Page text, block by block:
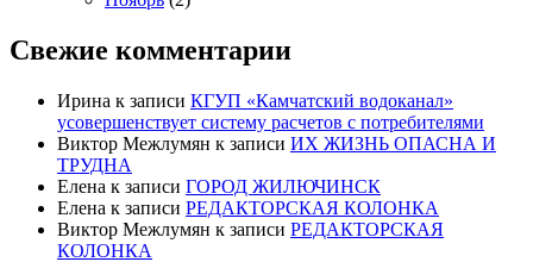
Свежие комментарии
Ирина к записи КГУП «Камчатский водоканал»
усовершенствует систему расчетов с потребителями
Виктор Межлумян к записи ИХ ЖИЗНЬ ОПАСНА И
ТРУДНА
Елена к записи ГОРОД ЖИЛЮЧИНСК
Елена к записи РЕДАКТОРСКАЯ КОЛОНКА
Виктор Межлумян к записи РЕДАКТОРСКАЯ
КОЛОНКА